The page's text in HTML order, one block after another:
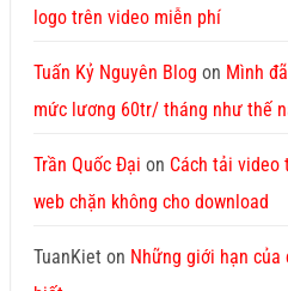
logo trên video miễn phí
Tuấn Kỷ Nguyên Blog on Mình
mức lương 60tr/ tháng như thế
Trần Quốc Đại on Cách tải video
web chặn không cho download
TuanKiet on Những giới hạn của